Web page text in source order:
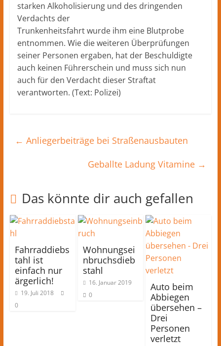
starken Alkoholisierung und des dringenden
Verdachts der
Trunkenheitsfahrt wurde ihm eine Blutprobe
entnommen. Wie die weiteren Überprüfungen
seiner Personen ergaben, hat der Beschuldigte
auch keinen Führerschein und muss sich nun
auch für den Verdacht dieser Straftat
verantworten. (Text: Polizei)
← Anliegerbeiträge bei Straßenausbauten
Geballte Ladung Vitamine →
Das könnte dir auch gefallen
Fahrraddiebs
tahl ist
einfach nur
ärgerlich!
19. Juli 2018
0
Wohnungsei
nbruchsdieb
stahl
16. Januar 2019
0
Auto beim
Abbiegen
übersehen –
Drei
Personen
verletzt